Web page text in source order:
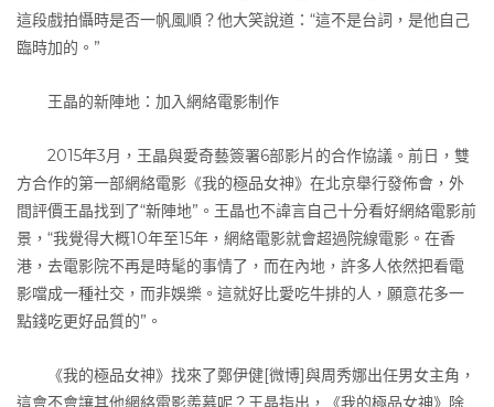
這段戲拍懾時是否一帆風順？他大笑說道：“這不是台詞，是他自己
臨時加的。”
王晶的新陣地：加入網絡電影制作
2015年3月，王晶與愛奇藝簽署6部影片的合作協議。前日，雙
方合作的第一部網絡電影《我的極品女神》在北京舉行發佈會，外
間評價王晶找到了“新陣地”。王晶也不諱言自己十分看好網絡電影前
景，“我覺得大概10年至15年，網絡電影就會超過院線電影。在香
港，去電影院不再是時髦的事情了，而在內地，許多人依然把看電
影噹成一種社交，而非娛樂。這就好比愛吃牛排的人，願意花多一
點錢吃更好品質的”。
《我的極品女神》找來了鄭伊健[微博]與周秀娜出任男女主角，
這會不會讓其他網絡電影羨慕呢？王晶指出，《我的極品女神》除